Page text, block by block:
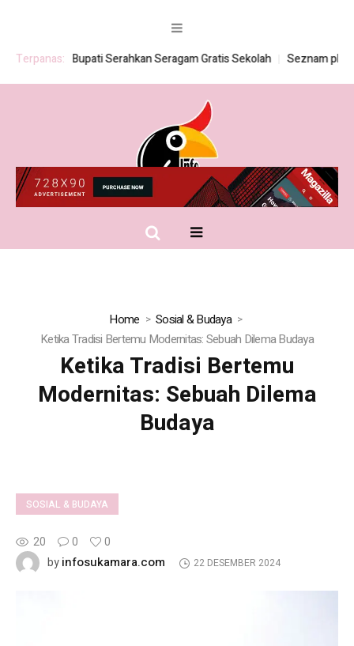
Terpanas:
Bupati Serahkan Seragam Gratis Sekolah Seznam platebních
Home
Sosial & Budaya
Ketika Tradisi Bertemu Modernitas: Sebuah Dilema Budaya
Ketika Tradisi Bertemu
Modernitas: Sebuah Dilema
Budaya
SOSIAL & BUDAYA
20 0
0
byinfosukamara.com 22 DESEMBER 2024